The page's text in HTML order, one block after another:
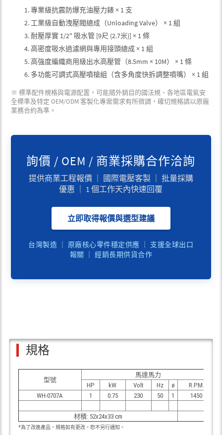
專業級抗震防爆充油壓力錶 × 1 支
工業級自動洩壓閥總成（Unloading Valve） × 1 組
耐壓厚實 1/2" 吸水管 [9尺 (2.7米)] × 1 條
高密度吸水過濾網與專用接頭總成 × 1 組
高強度編織商用級出水高壓管（8.5mm × 10M） × 1 條
多功能可調式高壓噴槍組（含多角度快拆調整噴嘴） × 1 組
※ 標準配件規格與電源配置，可能隨外銷目的國法規、各地區電氣安
全標準及特定 OEM/ODM 客製化專案需求有所微調，確切規格請以原廠
業務合約為準。
詢價 / OEM / 商業採購合作洽詢
提供商業工程報價 ｜ 國際電壓客製 ｜ 批量採購
優惠 ｜ 1 個工作天內快速回覆
立即取得報價與選型建議
台灣製造 ｜ 原廠核心零件穩定供應 ｜ 支援全球出口
報關 ｜ 經銷長期供貨合作
規格
型號
馬達馬力
HP
kW Volt Hz ø
R.P.M.
WH-0707A
1 0.75 230 50 1 1450
材積: 52x24x33 cm
*為了改進產品，規格如有更改，恕不另行通知。